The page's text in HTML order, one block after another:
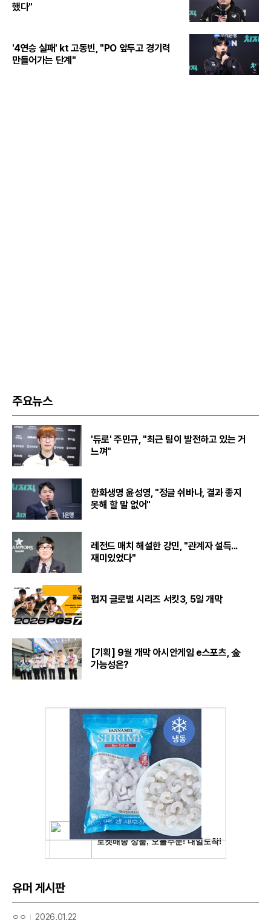
했다"
'4연승 실패' kt 고동빈, "PO 앞두고 경기력
만들어가는 단계"
주요뉴스
'듀로' 주민규, "최근 팀이 발전하고 있는 거
느껴"
한화생명 윤성영, "정글 쉬바나, 결과 좋지
못해 할 말 없어"
레전드 매치 해설한 강민, "관계자 설득...
재미있었다"
펍지 글로벌 시리즈 서킷3, 5일 개막
[기획] 9월 개막 아시안게임 e스포츠, 金
가능성은?
유머 게시판
ㅇㅇ 2026.01.22